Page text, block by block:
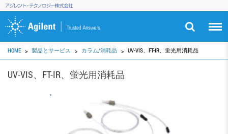
HOME 製品とサービス カラム/消耗品 UV-VIS、FT-IR、蛍光用消耗品
UV-VIS、FT-IR、蛍光用消耗品